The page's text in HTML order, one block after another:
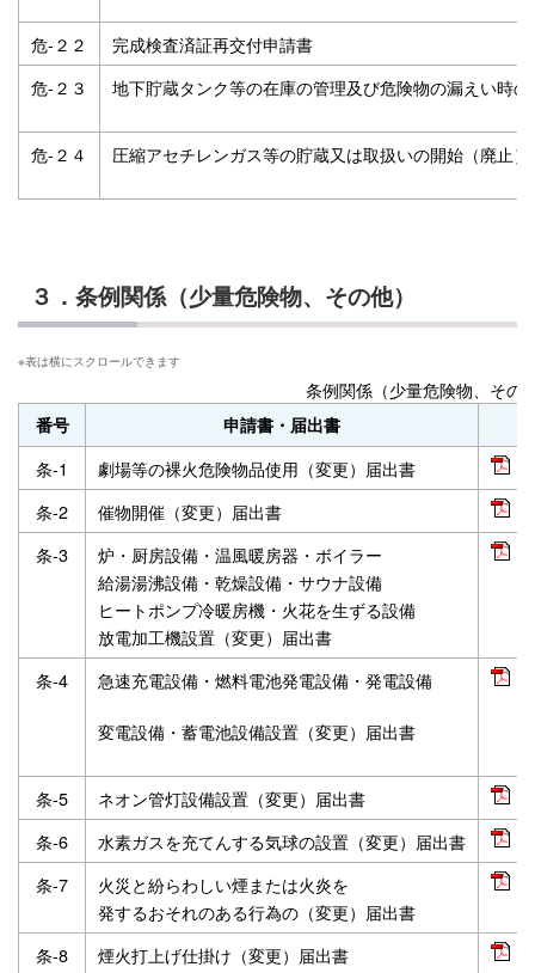
危‐２２
完成検査済証再交付申請書
危‐２３
地下貯蔵タンク等の在庫の管理及び危険物の漏えい時
危‐２４ 圧縮アセチレンガス等の貯蔵又は取扱いの開始（廃止
３．条例関係（少量危険物、その他）
条例関係（少量危険物、その
番号 申請書・届出書
条‐1 劇場等の裸火危険物品使用（変更）届出書
条‐2
催物開催（変更）届出書
条‐3
炉・厨房設備・温風暖房器・ボイラー
給湯湯沸設備・乾燥設備・サウナ設備
ヒートポンプ冷暖房機・火花を生ずる設備
放電加工機設置（変更）届出書
条‐4 急速充電設備・燃料電池発電設備・発電設備
変電設備・蓄電池設備設置（変更）届出書
条‐5 ネオン管灯設備設置（変更）届出書
条‐6
水素ガスを充てんする気球の設置（変更）届出書
条‐7
火災と紛らわしい煙または火炎を
発するおそれのある行為の（変更）届出書
条‐8 煙火打上げ仕掛け（変更）届出書